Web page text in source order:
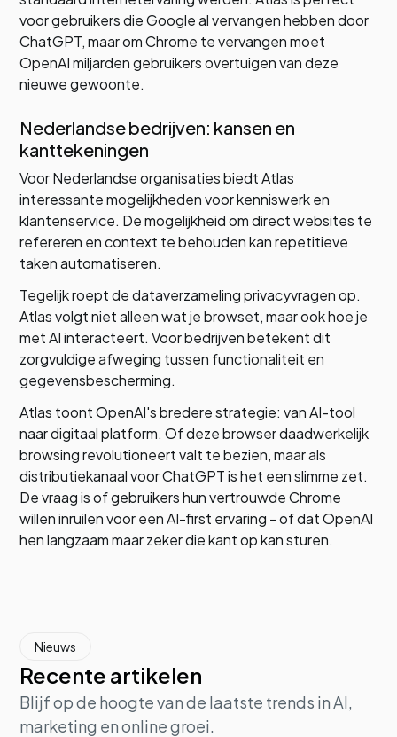
voor gebruikers die Google al vervangen hebben door
ChatGPT, maar om Chrome te vervangen moet
OpenAI miljarden gebruikers overtuigen van deze
nieuwe gewoonte.
Nederlandse bedrijven: kansen en
kanttekeningen
Voor Nederlandse organisaties biedt Atlas
interessante mogelijkheden voor kenniswerk en
klantenservice. De mogelijkheid om direct websites te
refereren en context te behouden kan repetitieve
taken automatiseren.
Tegelijk roept de dataverzameling privacyvragen op.
Atlas volgt niet alleen wat je browset, maar ook hoe je
met AI interacteert. Voor bedrijven betekent dit
zorgvuldige afweging tussen functionaliteit en
gegevensbescherming.
Atlas toont OpenAI's bredere strategie: van AI-tool
naar digitaal platform. Of deze browser daadwerkelijk
browsing revolutioneert valt te bezien, maar als
distributiekanaal voor ChatGPT is het een slimme zet.
De vraag is of gebruikers hun vertrouwde Chrome
willen inruilen voor een AI-first ervaring - of dat OpenAI
hen langzaam maar zeker die kant op kan sturen.
Nieuws
Recente artikelen
Blijf op de hoogte van de laatste trends in AI,
marketing en online groei.